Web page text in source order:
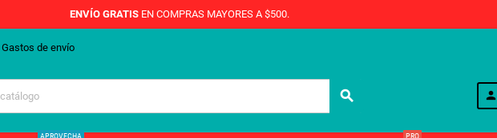
ENVÍO GRATIS EN COMPRAS MAYORES A $500.
Gastos de envío
search person
APROVECHA PRO